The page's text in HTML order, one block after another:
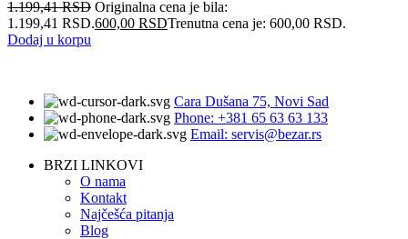
1.199,41RSD Originalna cena je bila:
1.199,41 RSD.600,00 RSDTrenutna cena je: 600,00 RSD.
Dodaj u korpu
Cara Dušana 75, Novi Sad
Phone: +381 65 63 63 133
Email: servis@bezar.rs
BRZI LINKOVI
O nama
Kontakt
Najčešća pitanja
Blog